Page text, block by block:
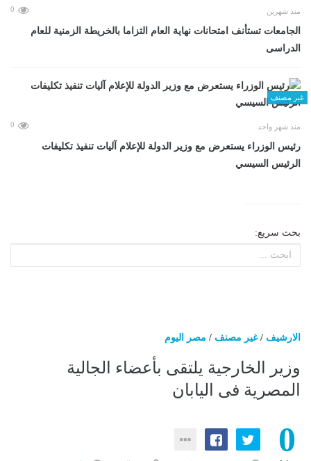
منذ شهرين 0
الجامعات تستأنف امتحانات نهاية العام التزاما بالخريطة الزمنية للعام
الدراسى
غير مصنف
منذ شهر واحد 0
رئيس الوزراء يستعرض مع وزير الدولة للإعلام آليات تنفيذ تكليفات
الرئيس السيسي
بحث سريع:
الارشيف /غير مصنف / مصر اليوم
وزير الخارجية يلتقى بأعضاء الجالية
المصرية فى اليابان
0